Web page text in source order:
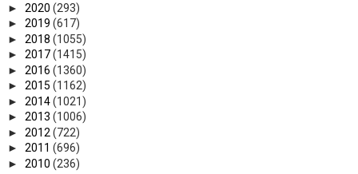
► 2020 (293)
► 2019 (617)
► 2018 (1055)
► 2017(1415)
► 2016 (1360)
► 2015 (1162)
► 2014(1021)
► 2013 (1006)
► 2012 (722)
► 2011 (696)
► 2010 (236)